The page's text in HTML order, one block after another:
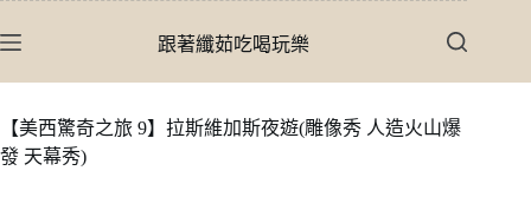
至
內
容
跟著纖茹吃喝玩樂
【美西驚奇之旅 9】拉斯維加斯夜遊(雕像秀 人造火山爆
發 天幕秀)